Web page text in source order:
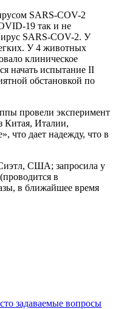
SARS-COV-2
19 так и не
SARS-COV-2. У
У 4 животных
клиническое
начать испытание II
обстановкой по
провели эксперимент
Китая, Италии,
что дает надежду, что в
США; запросила у
в
в ближайшее время
задаваемые вопросы